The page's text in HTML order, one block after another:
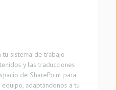
tu sistema de trabajo
y las traducciones
de SharePoint para
adaptándonos a tu